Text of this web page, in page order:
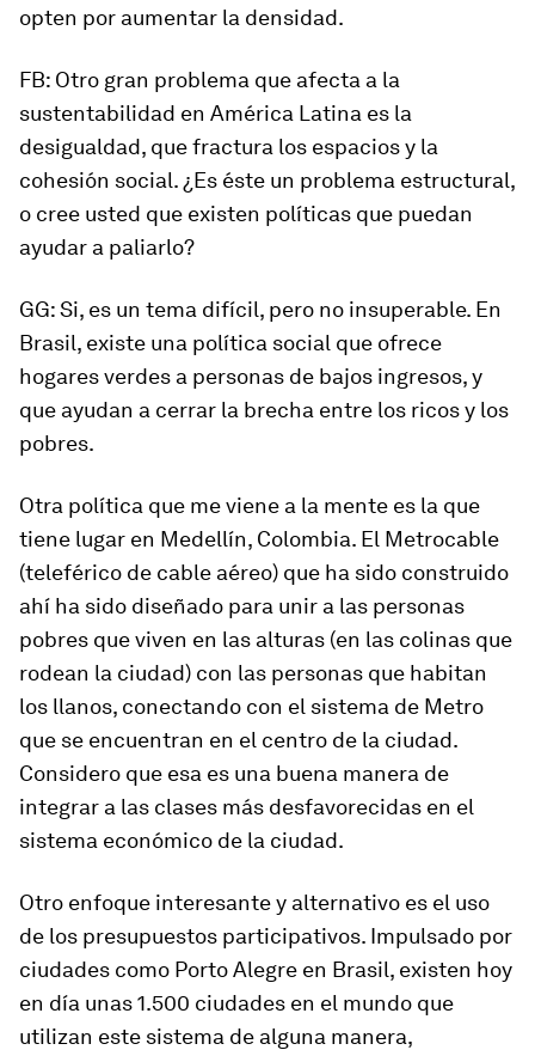
opten por aumentar la densidad.
FB: Otro gran problema que afecta a la
sustentabilidad en América Latina es la
desigualdad, que fractura los espacios y la
cohesión social. ¿Es éste un problema estructural,
o cree usted que existen políticas que puedan
ayudar a paliarlo?
GG: Si, es un tema difícil, pero no insuperable. En
Brasil, existe una política social que ofrece
hogares verdes a personas de bajos ingresos, y
que ayudan a cerrar la brecha entre los ricos y los
pobres.
Otra política que me viene a la mente es la que
tiene lugar en Medellín, Colombia. El Metrocable
(teleférico de cable aéreo) que ha sido construido
ahí ha sido diseñado para unir a las personas
pobres que viven en las alturas (en las colinas que
rodean la ciudad) con las personas que habitan
los llanos, conectando con el sistema de Metro
que se encuentran en el centro de la ciudad.
Considero que esa es una buena manera de
integrar a las clases más desfavorecidas en el
sistema económico de la ciudad.
Otro enfoque interesante y alternativo es el uso
de los presupuestos participativos. Impulsado por
ciudades como Porto Alegre en Brasil, existen hoy
en día unas 1.500 ciudades en el mundo que
utilizan este sistema de alguna manera,